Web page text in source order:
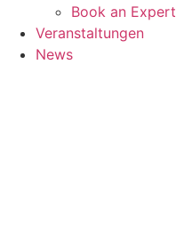
Book an Expert
Veranstaltungen
News